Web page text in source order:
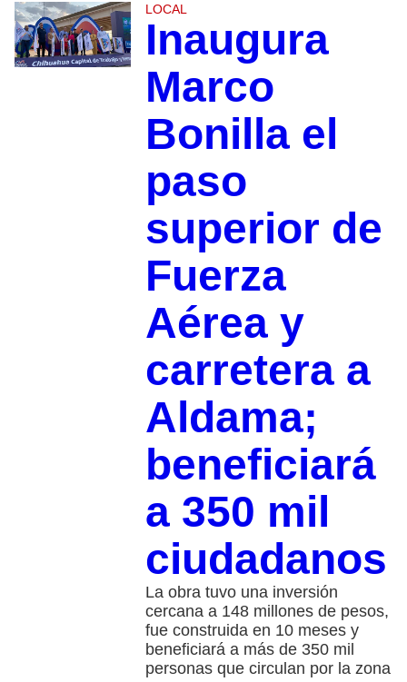
LOCAL
Inaugura
Marco
Bonilla el
paso
superior de
Fuerza
Aérea y
carretera a
Aldama;
beneficiará
a 350 mil
ciudadanos
La obra tuvo una inversión
cercana a 148 millones de pesos,
fue construida en 10 meses y
beneficiará a más de 350 mil
personas que circulan por la zona